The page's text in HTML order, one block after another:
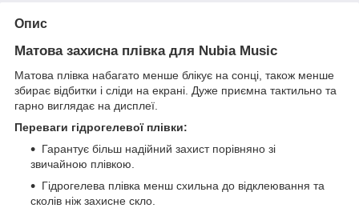
Опис
Матова захисна плівка для Nubia Music
Матова плівка набагато менше блікує на сонці, також менше
збирає відбитки і сліди на екрані. Дуже приємна тактильно та
гарно виглядає на дисплеї.
Переваги гідрогелевої плівки:
Гарантує більш надійний захист порівняно зі
звичайною плівкою.
Гідрогелева плівка менш схильна до відклеювання та
сколів ніж захисне скло.